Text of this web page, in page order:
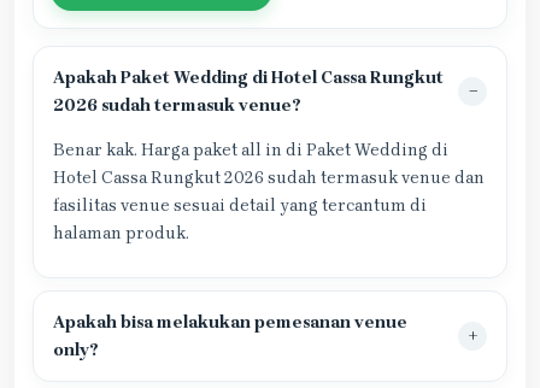
Apakah Paket Wedding di Hotel Cassa Rungkut
2026 sudah termasuk venue?
Benar kak. Harga paket all in di Paket Wedding di
Hotel Cassa Rungkut 2026 sudah termasuk venue dan
fasilitas venue sesuai detail yang tercantum di
halaman produk.
Apakah bisa melakukan pemesanan venue
only?